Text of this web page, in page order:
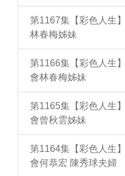
第1167集【彩色人生
林春梅姊妹
第1166集【彩色人生
會林春梅姊妹
第1165集【彩色人生
會曾秋雲姊妹
第1164集【彩色人生
會何恭宏 陳秀球夫婦